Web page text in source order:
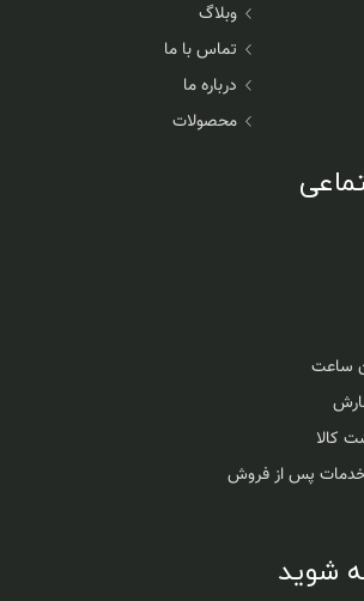
وبلاگ
تماس با ما
درباره ما
محصولات
ساعت
کالا
خدمات پس از فروش
شوید